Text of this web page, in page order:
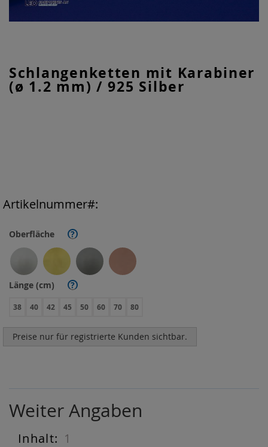
Schlangenketten mit Karabiner
(ø 1.2 mm) / 925 Silber
Oberfläche ?
Länge (cm) ?
38 40 42 45 50 60 70 80
Preise nur für registrierte Kunden sichtbar.
Artikelnummer
Anfang
der
Bildgalerie
Weiter Angaben
Weiter
1